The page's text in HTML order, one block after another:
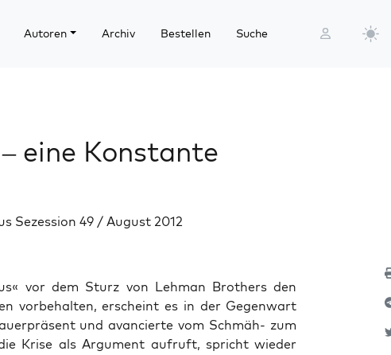
Autoren Archiv Bestellen Suche
eine Konstante
Sezession 49 / August 2012
vor dem Sturz von Lehman Brothers den
vorbehalten, erscheint es in der Gegenwart
und avancierte vom Schmäh- zum
Krise als Argument aufruft, spricht wieder